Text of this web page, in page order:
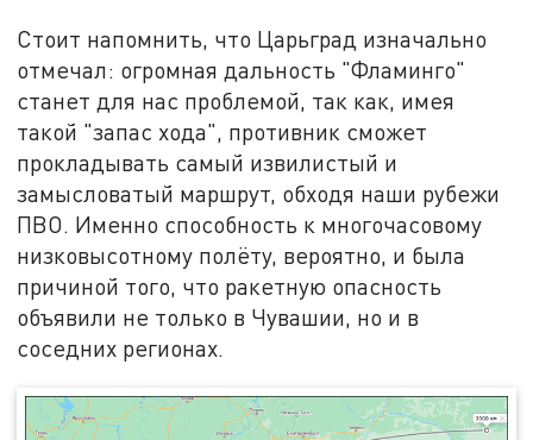
Стоит напомнить, что Царьград изначально
отмечал: огромная дальность "Фламинго"
станет для нас проблемой, так как, имея
такой "запас хода", противник сможет
прокладывать самый извилистый и
замысловатый маршрут, обходя наши рубежи
ПВО. Именно способность к многочасовому
низковысотному полёту, вероятно, и была
причиной того, что ракетную опасность
объявили не только в Чувашии, но и в
соседних регионах.